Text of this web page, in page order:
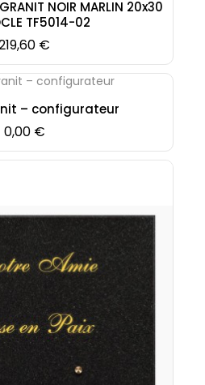
GRANIT NOIR MARLIN 20x30
TF5014-02
€
– configurateur
Prix
0,00 €